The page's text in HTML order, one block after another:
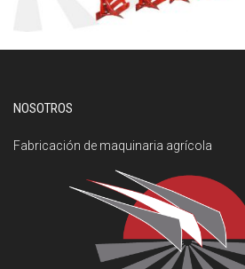
NOSOTROS
Fabricación de maquinaria agrícola